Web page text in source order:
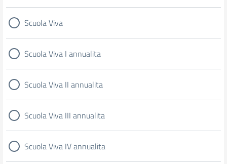
Scuola Viva
Scuola Viva I annualita
Scuola Viva II annualita
Scuola Viva III annualita
Scuola Viva IV annualita